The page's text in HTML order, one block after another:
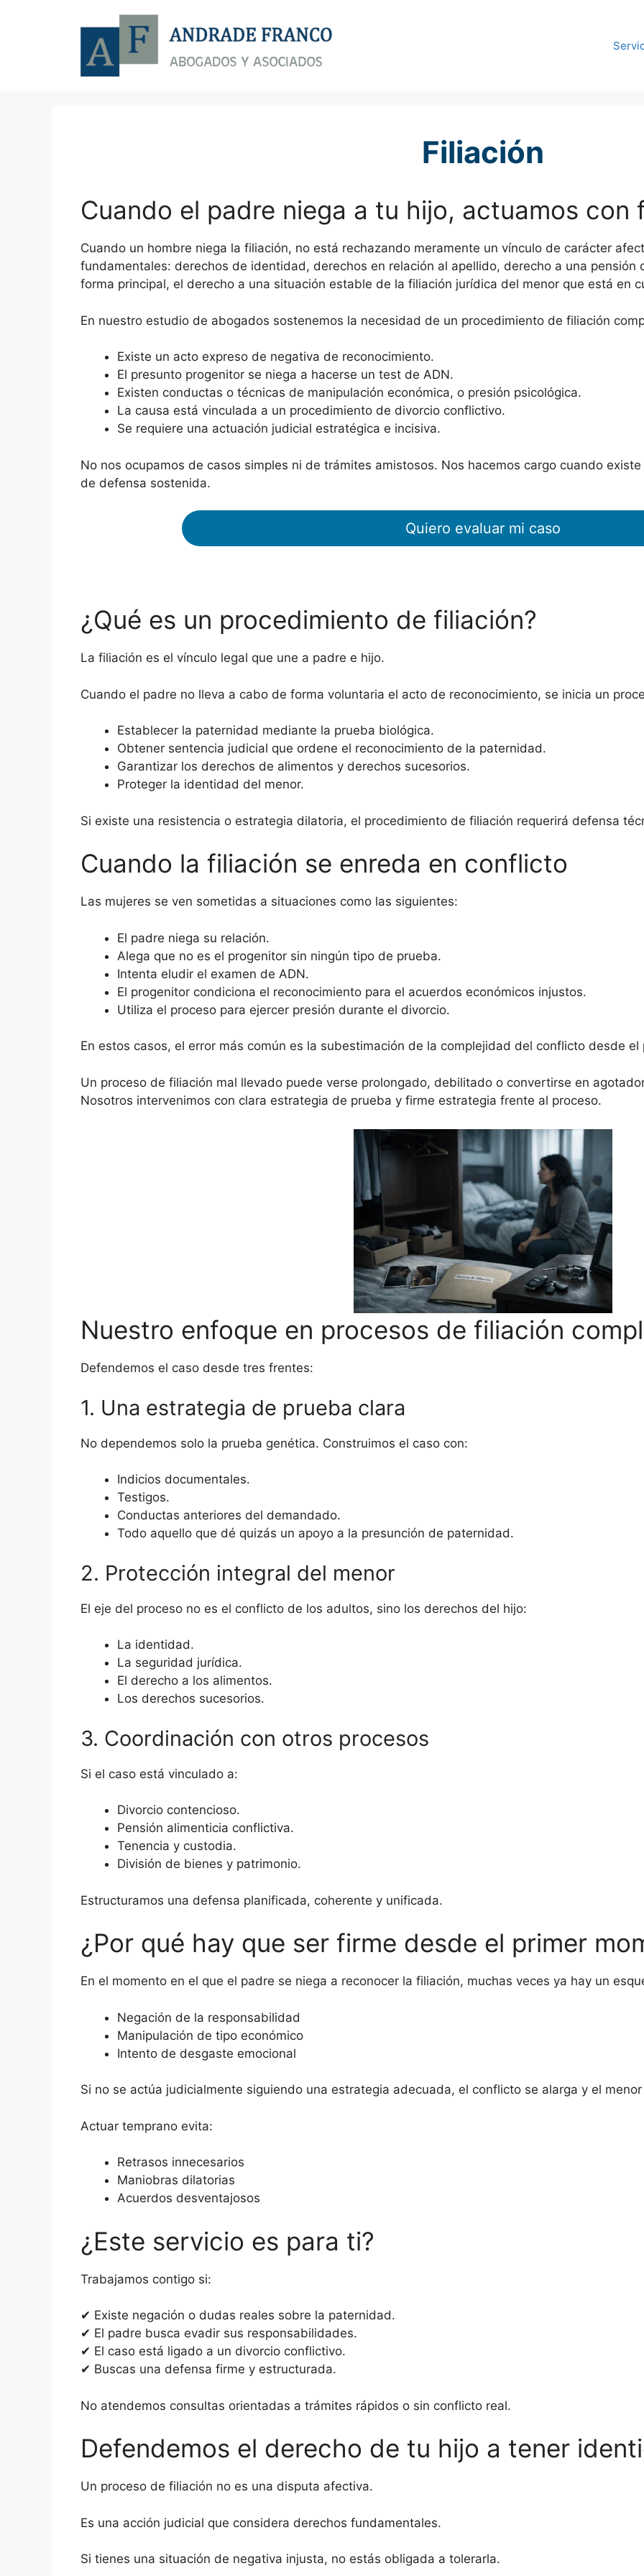
Filiación
Cuando el padre niega a tu hijo, actuamos con
Cuando un hombre niega la filiación, no está rechazando meramente un vínculo de carácter
fundamentales: derechos de identidad, derechos en relación al apellido, derecho a una pensión
forma principal, el derecho a una situación estable de la filiación jurídica del menor que está en
En nuestro estudio de abogados sostenemos la necesidad de un procedimiento de filiación
Existe un acto expreso de negativa de reconocimiento.
El presunto progenitor se niega a hacerse un test de ADN.
Existen conductas o técnicas de manipulación económica, o presión psicológica.
La causa está vinculada a un procedimiento de divorcio conflictivo.
Se requiere una actuación judicial estratégica e incisiva.
No nos ocupamos de casos simples ni de trámites amistosos. Nos hacemos cargo cuando
de defensa sostenida.
Quiero evaluar mi caso
¿Qué es un procedimiento de filiación?
La filiación es el vínculo legal que une a padre e hijo.
Cuando el padre no lleva a cabo de forma voluntaria el acto de reconocimiento, se inicia un
Establecer la paternidad mediante la prueba biológica.
Obtener sentencia judicial que ordene el reconocimiento de la paternidad.
Garantizar los derechos de alimentos y derechos sucesorios.
Proteger la identidad del menor.
Si existe una resistencia o estrategia dilatoria, el procedimiento de filiación requerirá defensa
Cuando la filiación se enreda en conflicto
Las mujeres se ven sometidas a situaciones como las siguientes:
El padre niega su relación.
Alega que no es el progenitor sin ningún tipo de prueba.
Intenta eludir el examen de ADN.
El progenitor condiciona el reconocimiento para el acuerdos económicos injustos.
Utiliza el proceso para ejercer presión durante el divorcio.
En estos casos, el error más común es la subestimación de la complejidad del conflicto desde
Un proceso de filiación mal llevado puede verse prolongado, debilitado o convertirse en
Nosotros intervenimos con clara estrategia de prueba y firme estrategia frente al proceso.
Nuestro enfoque en procesos de filiación
Defendemos el caso desde tres frentes:
1. Una estrategia de prueba clara
No dependemos solo la prueba genética. Construimos el caso con:
Indicios documentales.
Testigos.
Conductas anteriores del demandado.
Todo aquello que dé quizás un apoyo a la presunción de paternidad.
2. Protección integral del menor
El eje del proceso no es el conflicto de los adultos, sino los derechos del hijo:
La identidad.
La seguridad jurídica.
El derecho a los alimentos.
Los derechos sucesorios.
3. Coordinación con otros procesos
Si el caso está vinculado a:
Divorcio contencioso.
Pensión alimenticia conflictiva.
Tenencia y custodia.
División de bienes y patrimonio.
Estructuramos una defensa planificada, coherente y unificada.
¿Por qué hay que ser firme desde el primer
En el momento en el que el padre se niega a reconocer la filiación, muchas veces ya hay un
Negación de la responsabilidad
Manipulación de tipo económico
Intento de desgaste emocional
Si no se actúa judicialmente siguiendo una estrategia adecuada, el conflicto se alarga y el
Actuar temprano evita:
Retrasos innecesarios
Maniobras dilatorias
Acuerdos desventajosos
¿Este servicio es para ti?
Trabajamos contigo si:
✔ Existe negación o dudas reales sobre la paternidad.
✔ El padre busca evadir sus responsabilidades.
✔ El caso está ligado a un divorcio conflictivo.
✔ Buscas una defensa firme y estructurada.
No atendemos consultas orientadas a trámites rápidos o sin conflicto real.
Defendemos el derecho de tu hijo a tener
Un proceso de filiación no es una disputa afectiva.
Es una acción judicial que considera derechos fundamentales.
Si tienes una situación de negativa injusta, no estás obligada a tolerarla.